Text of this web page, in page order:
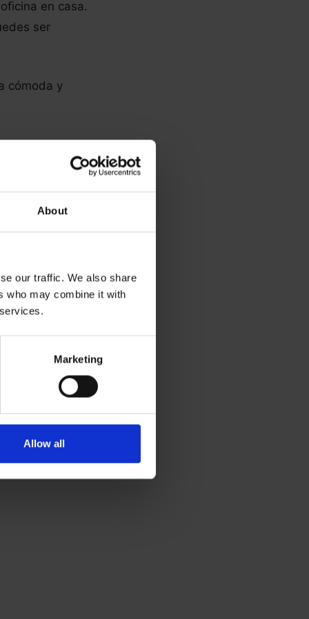
About
our traffic. We also share
who may combine it with
Marketing
Allow all
en casa.
ser
cómoda y
conveniente,
Es
establecer
trabajo
puede hacer
estructural